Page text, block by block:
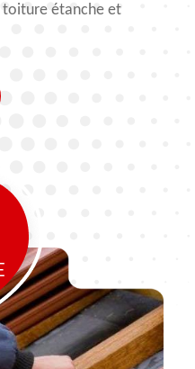
toiture étanche et